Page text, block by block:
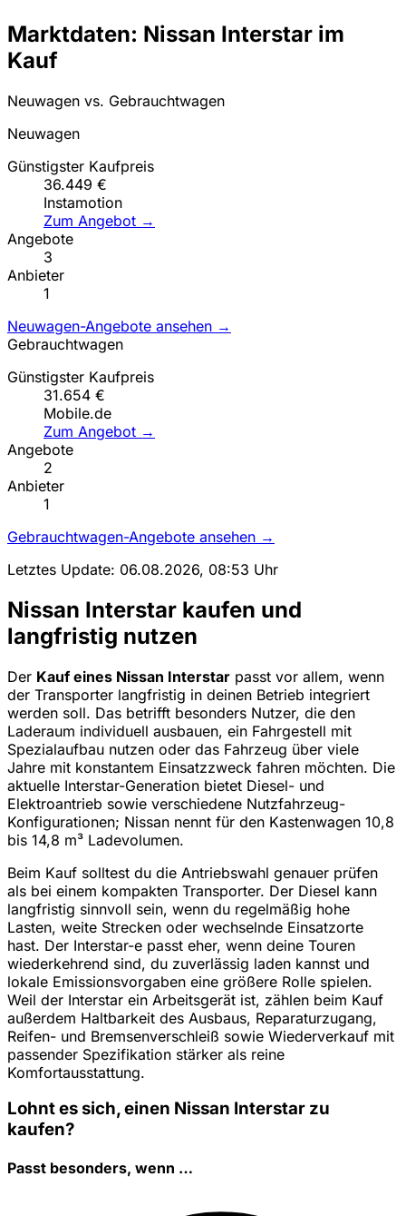
Marktdaten: Nissan Interstar im
Kauf
Neuwagen vs. Gebrauchtwagen
Neuwagen
Günstigster Kaufpreis
36.449 €
Instamotion
Zum Angebot →
Angebote
3
Anbieter
1
Neuwagen-Angebote ansehen →
Gebrauchtwagen
Günstigster Kaufpreis
31.654 €
Mobile.de
Zum Angebot →
Angebote
2
Anbieter
1
Gebrauchtwagen-Angebote ansehen →
Letztes Update: 06.08.2026, 08:53 Uhr
Nissan Interstar kaufen und
langfristig nutzen
Der Kauf eines Nissan Interstar passt vor allem, wenn
der Transporter langfristig in deinen Betrieb integriert
werden soll. Das betrifft besonders Nutzer, die den
Laderaum individuell ausbauen, ein Fahrgestell mit
Spezialaufbau nutzen oder das Fahrzeug über viele
Jahre mit konstantem Einsatzzweck fahren möchten. Die
aktuelle Interstar-Generation bietet Diesel- und
Elektroantrieb sowie verschiedene Nutzfahrzeug-
Konfigurationen; Nissan nennt für den Kastenwagen 10,8
bis 14,8 m³ Ladevolumen.
Beim Kauf solltest du die Antriebswahl genauer prüfen
als bei einem kompakten Transporter. Der Diesel kann
langfristig sinnvoll sein, wenn du regelmäßig hohe
Lasten, weite Strecken oder wechselnde Einsatzorte
hast. Der Interstar-e passt eher, wenn deine Touren
wiederkehrend sind, du zuverlässig laden kannst und
lokale Emissionsvorgaben eine größere Rolle spielen.
Weil der Interstar ein Arbeitsgerät ist, zählen beim Kauf
außerdem Haltbarkeit des Ausbaus, Reparaturzugang,
Reifen- und Bremsenverschleiß sowie Wiederverkauf mit
passender Spezifikation stärker als reine
Komfortausstattung.
Lohnt es sich, einen Nissan Interstar zu
kaufen?
Passt besonders, wenn …